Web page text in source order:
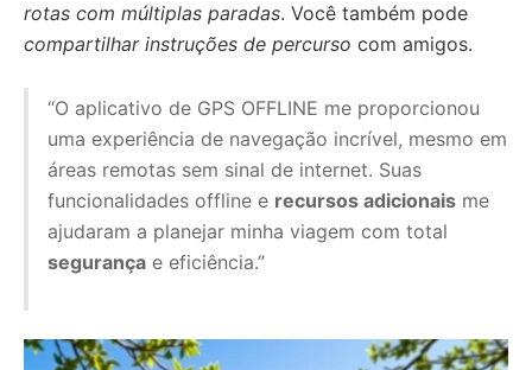
rotas com múltiplas paradas. Você também pode
compartilhar instruções de percurso com amigos.
“O aplicativo de GPS OFFLINE me proporcionou
uma experiência de navegação incrível, mesmo em
áreas remotas sem sinal de internet. Suas
funcionalidades offline e recursos adicionais me
ajudaram a planejar minha viagem com total
segurança e eficiência.”